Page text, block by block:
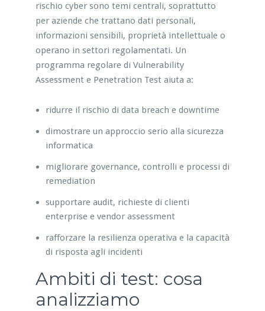
rischio cyber sono temi centrali, soprattutto
per aziende che trattano dati personali,
informazioni sensibili, proprietà intellettuale o
operano in settori regolamentati. Un
programma regolare di Vulnerability
Assessment e Penetration Test aiuta a:
ridurre il rischio di data breach e downtime
dimostrare un approccio serio alla sicurezza
informatica
migliorare governance, controlli e processi di
remediation
supportare audit, richieste di clienti
enterprise e vendor assessment
rafforzare la resilienza operativa e la capacità
di risposta agli incidenti
Ambiti di test: cosa
analizziamo